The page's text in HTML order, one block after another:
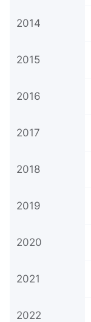
2014
2015
2016
2017
2018
2019
2020
2021
2022